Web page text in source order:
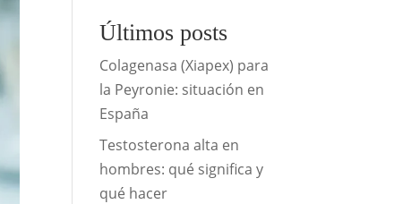
Últimos posts
Colagenasa (Xiapex) para
la Peyronie: situación en
España
Testosterona alta en
hombres: qué significa y
qué hacer